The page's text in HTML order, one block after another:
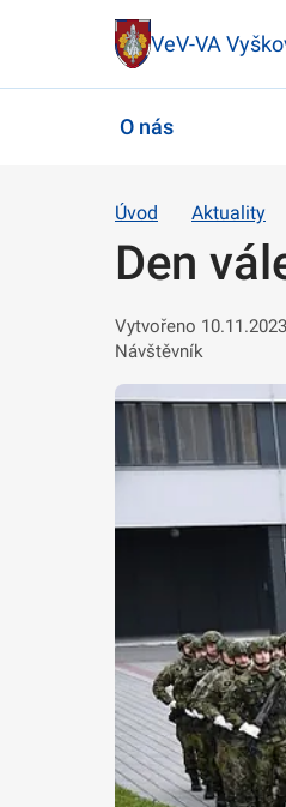
VeV-VA
O nás
Úvod Aktuality
Den
Vytvořeno
Návštěvník